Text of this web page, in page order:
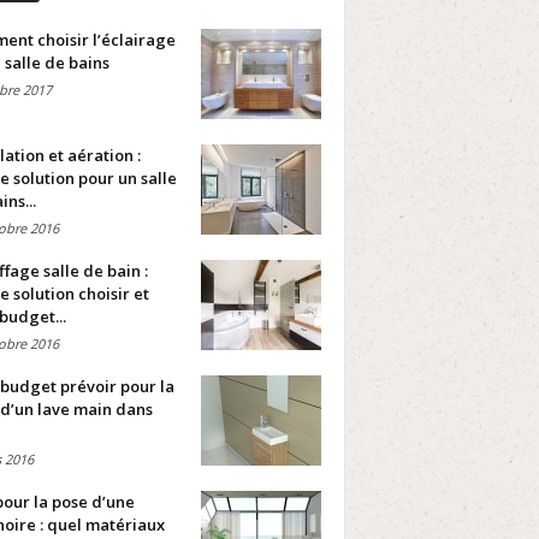
choisir l’éclairage
salle de bains
2017
et aération :
solution pour un salle
2016
salle de bain :
solution choisir et
2016
prévoir pour la
lave main dans
2016
la pose d’une
: quel matériaux